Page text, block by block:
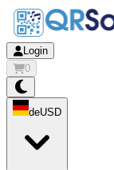
Login
0
deUSD